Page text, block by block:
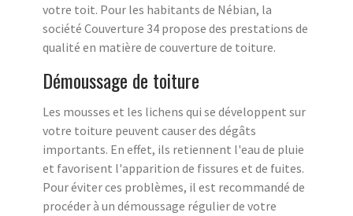
votre toit. Pour les habitants de Nébian, la
société Couverture 34 propose des prestations de
qualité en matière de couverture de toiture.
Démoussage de toiture
Les mousses et les lichens qui se développent sur
votre toiture peuvent causer des dégâts
importants. En effet, ils retiennent l'eau de pluie
et favorisent l'apparition de fissures et de fuites.
Pour éviter ces problèmes, il est recommandé de
procéder à un démoussage régulier de votre